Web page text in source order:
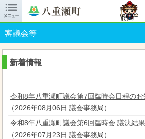
 八重瀬町オフィシャ
審議会等
新着情報
令和8年八重瀬町議会第7回臨時会日程のお
（2026年08月06日 議会事務局 ）
令和8年八重瀬町議会第6回臨時会 議決結
（2026年07月23日 議会事務局 ）